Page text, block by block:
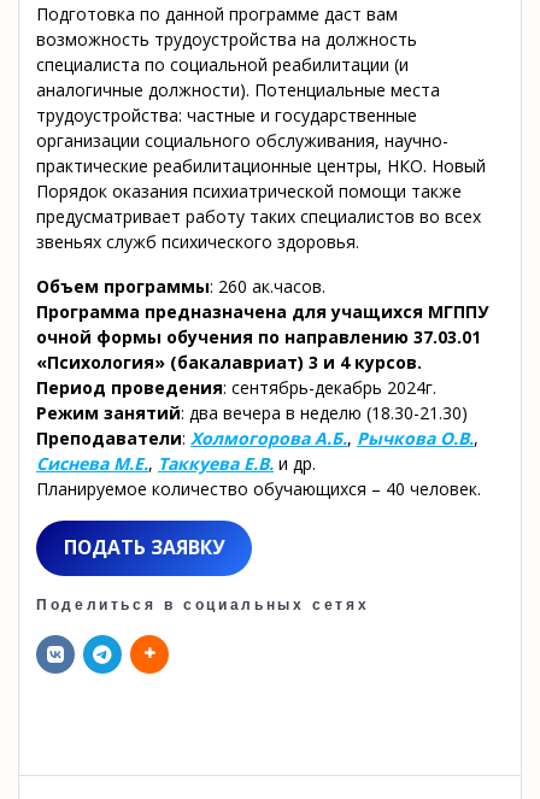
Подготовка по данной программе даст вам
возможность трудоустройства на должность
специалиста по социальной реабилитации (и
аналогичные должности). Потенциальные места
трудоустройства: частные и государственные
организации социального обслуживания, научно-
практические реабилитационные центры, НКО. Новый
Порядок оказания психиатрической помощи также
предусматривает работу таких специалистов во всех
звеньях служб психического здоровья.
Объем программы: 260 ак.часов.
Программа предназначена для учащихся МГППУ
очной формы обучения по направлению 37.03.01
«Психология» (бакалавриат) 3 и 4 курсов.
Период проведения: сентябрь-декабрь 2024г.
Режим занятий: два вечера в неделю (18.30-21.30)
Преподаватели: Холмогорова А.Б., Рычкова О.В.,
Сиснева М.Е., Таккуева Е.В. и др.
Планируемое количество обучающихся – 40 человек.
ПОДАТЬ ЗАЯВКУ
Поделиться в социальных сетях